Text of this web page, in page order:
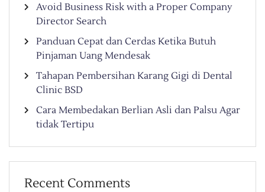
Avoid Business Risk with a Proper Company
Director Search
Panduan Cepat dan Cerdas Ketika Butuh
Pinjaman Uang Mendesak
Tahapan Pembersihan Karang Gigi di Dental
Clinic BSD
Cara Membedakan Berlian Asli dan Palsu Agar
tidak Tertipu
Recent Comments